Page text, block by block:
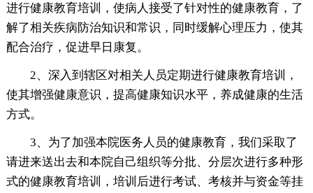
进行健康教育培训，使病人接受了针对性的健康教育，了
解了相关疾病防治知识和常识，同时缓解心理压力，使其
配合治疗，促进早日康复。
2、深入到辖区对相关人员定期进行健康教育培训，
使其增强健康意识，提高健康知识水平，养成健康的生活
方式。
3、为了加强本院医务人员的健康教育，我们采取了
请进来送出去和本院自己组织等分批、分层次进行多种形
式的健康教育培训，培训后进行考试、考核并与资金等挂